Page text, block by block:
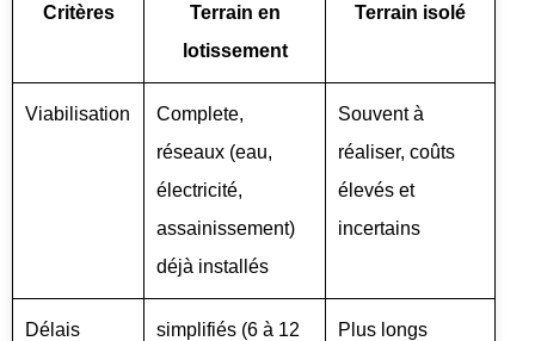
Critères
Terrain en
lotissement
Terrain isolé
Viabilisation
Complete,
réseaux (eau,
électricité,
assainissement)
déjà installés
Souvent à
réaliser, coûts
élevés et
incertains
Délais
simplifiés (6 à 12
Plus longs